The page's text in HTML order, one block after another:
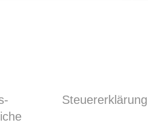
Steuer­erklärung